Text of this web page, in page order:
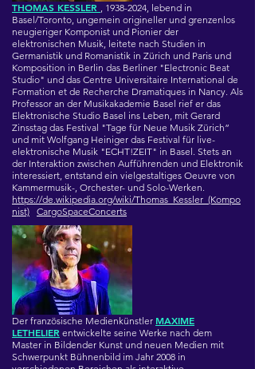
THOMAS KESSLER , 1938-2024, lebend in
Basel/Toronto, ungemein origineller und grenzenlos
neugieriger Komponist und Pionier der
elektronischen Musik, leitete nach Studien in
Germanistik und Romanistik in Zürich und Paris und
Komposition in Berlin das Berliner "Electronic Beat
Studio" und das Centre Universitaire International de
Formation et de Recherche Dramatiques in Nancy. Als
Professor an der Musikakademie Basel rief er das
Elektronische Studio Basel ins Leben, mit Gerard
Zinsstag das Festival "Tage für Neue Musik Zürich”
und mit Wolfgang Heiniger das Festival für live-
elektronische Musik "ECHT!ZEIT" in Basel. Stets an
der Interaktion zwischen Aufführenden und Elektronik
interessiert, entstand ein vielgestaltiges Oeuvre von
Kammermusik-, Orchester- und Solo-Werken.
https://de.wikipedia.org/wiki/Thomas_Kessler_(Kompo
nist) CargoSpaceConcerts
Der französische Medienkünstler MAXIME
LETHELIER entwickelte seine Werke nach dem
Master in Bildender Kunst und neuen Medien mit
Schwerpunkt Bühnenbild im Jahr 2008 in